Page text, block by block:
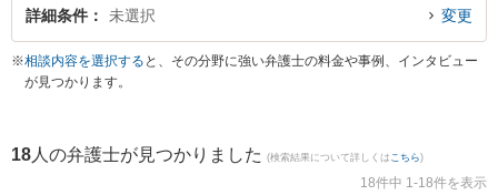
ラブル解決の実績豊富な近くの弁護士を検索したい』『初回相談無料で自己破
お困りの相談者さんにおすすめです。
詳細条件 未選択 変更
※相談内容を選択する と、その分野に強い弁護士の料金や事例、インタビュー
が見つかります。
18 人の弁護士が見つかりました (検索結果について詳しくは こちら)
18件中 1-18件を表示